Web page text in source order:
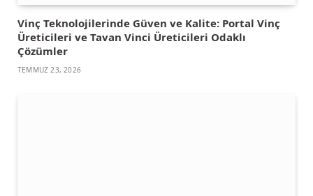
Vinç Teknolojilerinde Güven ve Kalite: Portal Vinç
Üreticileri ve Tavan Vinci Üreticileri Odaklı
Çözümler
TEMMUZ 23, 2026